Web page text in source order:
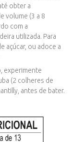
obter a
volume (3 a 8
com a
utilizada. Para
açúcar, ou adoce a
experimente
(2 colheres de
antes de bater.